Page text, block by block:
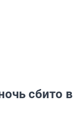
сбито в